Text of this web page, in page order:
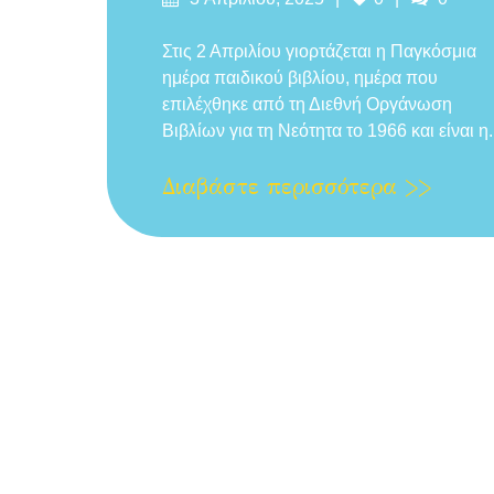
Στις 2 Απριλίου γιορτάζεται η Παγκόσμια
ημέρα παιδικού βιβλίου, ημέρα που
επιλέχθηκε από τη Διεθνή Οργάνωση
Βιβλίων για τη Νεότητα το 1966 και είναι
Διαβάστε περισσότερα >>